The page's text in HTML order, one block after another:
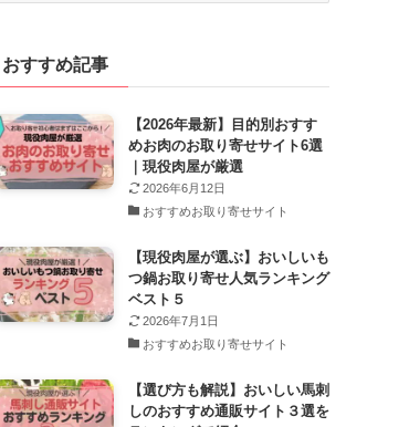
ブおすすめ記事
【2026年最新】目的別おすす
めお肉のお取り寄せサイト6選
｜現役肉屋が厳選
2026年6月12日
おすすめお取り寄せサイト
【現役肉屋が選ぶ】おいしいも
つ鍋お取り寄せ人気ランキング
ベスト５
2026年7月1日
おすすめお取り寄せサイト
【選び方も解説】おいしい馬刺
しのおすすめ通販サイト３選を